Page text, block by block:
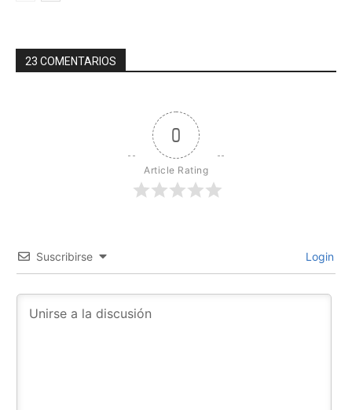
23 COMENTARIOS
0
Article Rating
Suscribirse Login